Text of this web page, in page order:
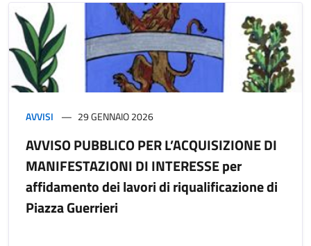
AVVISI 29 GENNAIO 2026
AVVISO PUBBLICO PER L’ACQUISIZIONE DI
MANIFESTAZIONI DI INTERESSE per
affidamento dei lavori di riqualificazione di
Piazza Guerrieri